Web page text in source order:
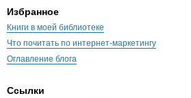
Избранное
Книги в моей библиотеке
Что почитать по интернет-маркетингу
Оглавление блога
Ссылки